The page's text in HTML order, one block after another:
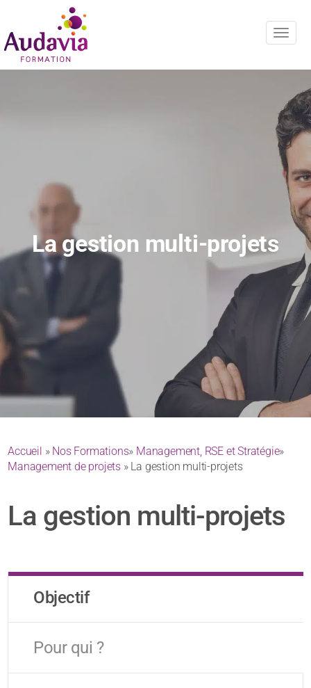
La gestion multi-projets
Accueil » Nos Formations» Management, RSE et Stratégie»
Management de projets » La gestion multi-projets
La gestion multi-projets
Objectif
Pour qui ?